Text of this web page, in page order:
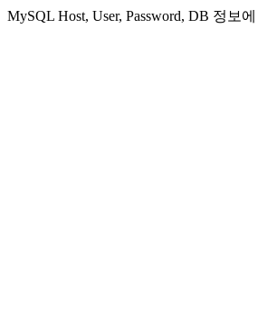
MySQL Host, User, Password, DB 정보